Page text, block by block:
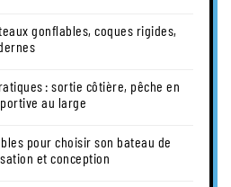
gonflables, coques rigides,
: sortie côtière, pêche en
au large
pour choisir son bateau de
et conception